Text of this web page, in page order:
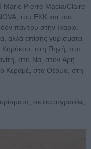
Μarie Pierre Macia/Claire
του ΕΚΚ και του
παντού στην Ικαρία.
αλλά επίσης γυρίσματα
Κηρύκου, στη Πηγή, στο
στο Να, στον Αρη
Κεραμέ, στα Θέρμα, στη
σε φωτογραφίες